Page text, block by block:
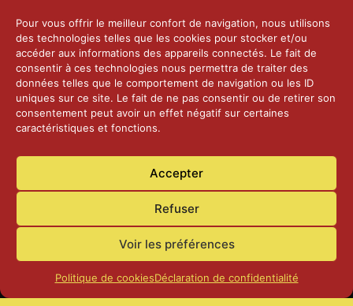
Pour vous offrir le meilleur confort de navigation, nous utilisons
des technologies telles que les cookies pour stocker et/ou
accéder aux informations des appareils connectés. Le fait de
consentir à ces technologies nous permettra de traiter des
données telles que le comportement de navigation ou les ID
uniques sur ce site. Le fait de ne pas consentir ou de retirer son
consentement peut avoir un effet négatif sur certaines
caractéristiques et fonctions.
Accepter
Refuser
Voir les préférences
Politique de cookiesDéclaration de confidentialité
2026 – Laiterie d’Orsières et Abbaye de St-
Maurice
25 juin 2026
2025 – Palais Fédéral – Berne
25 juin 2026
Aînés – Noël 2024
Accueil Actualités Contact Confidentialité